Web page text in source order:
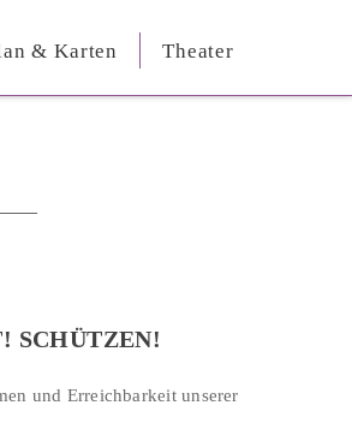
& Karten Theater
SCHÜTZEN!
und Erreichbarkeit unserer